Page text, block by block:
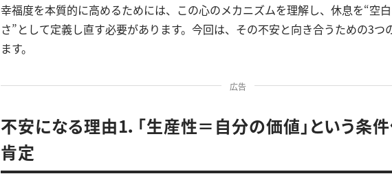
幸福度を本質的に高めるためには、この心のメカニズムを理解し、休息を“空
さ”として定義し直す必要があります。今回は、その不安と向き合うための3つ
ます。
広告
不安になる理由1．「生産性＝自分の価値」という条
肯定